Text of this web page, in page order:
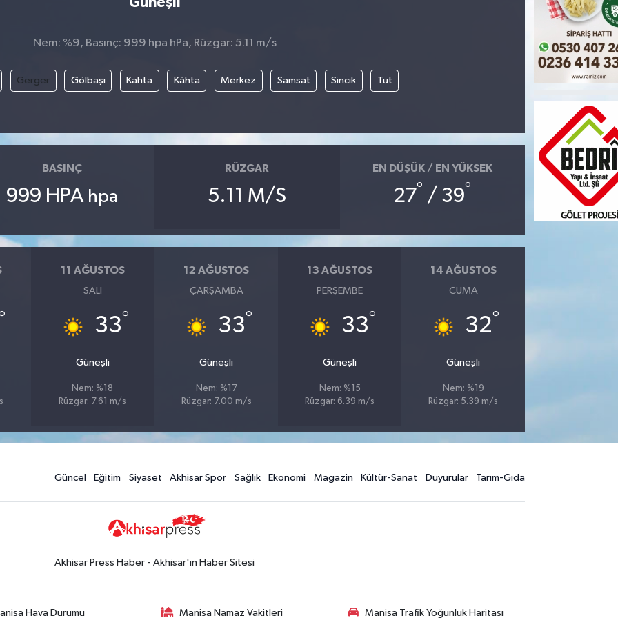
Nem: %9, Basınç: 999 hpa hPa, Rüzgar: 5.11 m/s
Gerger Gölbaşı Kahta Kâhta Merkez Samsat Sincik Tut
BASINÇ
999 HPA hpa
RÜZGAR
5.11 M/S
EN DÜŞÜK / EN YÜKSEK
27° / 39°
11 AĞUSTOS
SALI
33°
Güneşli
Nem: %18
Rüzgar: 7.61 m/s
12 AĞUSTOS
ÇARŞAMBA
33°
Güneşli
Nem: %17
Rüzgar: 7.00 m/s
13 AĞUSTOS
PERŞEMBE
33°
Güneşli
Nem: %15
Rüzgar: 6.39 m/s
14 AĞUSTOS
CUMA
32°
Güneşli
Nem: %19
Rüzgar: 5.39 m/s
Güncel Eğitim Siyaset Akhisar Spor Sağlık Ekonomi Magazin Kültür-Sanat Duyurular Tarım-Gıda
Akhisar Press Haber - Akhisar'ın Haber Sitesi
Hava Durumu Manisa Namaz Vakitleri Manisa Trafik Yoğunluk Haritası